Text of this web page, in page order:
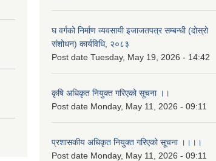
घ वर्गको निर्माण व्यवसायी इजाजतपत्र सम्बन्धी (दोस्रो
संशोधन) कार्यविधि, २०८३
Post date Tuesday, May 19, 2026 - 14:42
कृषि अधिकृत नियुक्त गरिएको सूचना ।।
Post date Monday, May 11, 2026 - 09:11
प्रशासकीय अधिकृत नियुक्त गरिएको सूचना ।।।।
Post date Monday, May 11, 2026 - 09:11